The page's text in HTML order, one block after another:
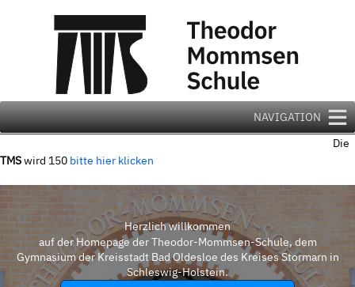
NAVIGATION
Die
TMSwird 150 bitte hier klicken
Herzlich willkommen
auf der Homepage der Theodor-Mommsen-Schule, dem
Gymnasium der Kreisstadt Bad Oldesloe des Kreises Stormarn in
Schleswig-Holstein.